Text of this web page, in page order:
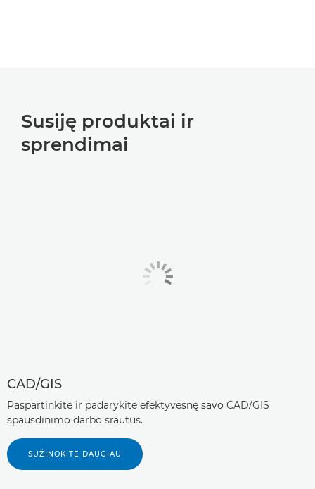
Susiję produktai ir
sprendimai
CAD/GIS
Paspartinkite ir padarykite efektyvesnę savo CAD/GIS
spausdinimo darbo srautus.
SUŽINOKITE DAUGIAU